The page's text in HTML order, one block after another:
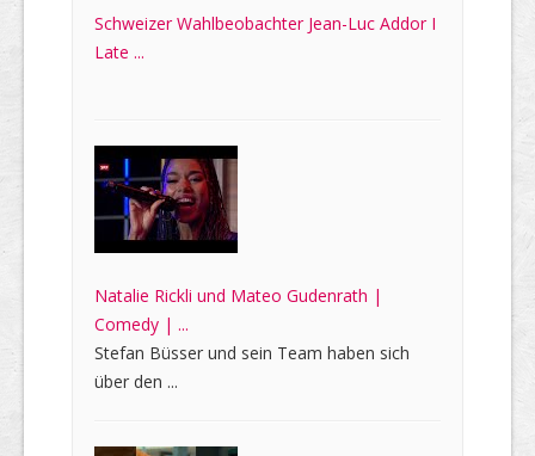
Schweizer Wahlbeobachter Jean-Luc Addor I
Late ...
Natalie Rickli und Mateo Gudenrath |
Comedy | ...
Stefan Büsser und sein Team haben sich
über den ...